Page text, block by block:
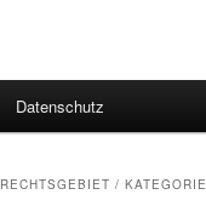
Datenschutz
RECHTSGEBIET / KATEGORIE